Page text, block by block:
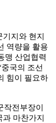
지와 현지
역량을 활용
맹 산업협력
국의 조선
힘이 필요하
전부장이
마찬가지